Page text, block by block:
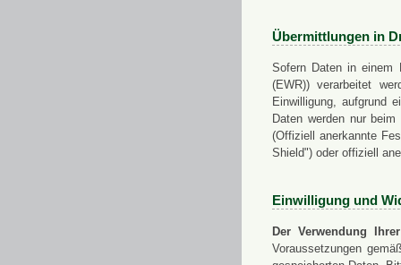
Übermittlungen in
Sofern Daten in einem
(EWR)) verarbeitet
Einwilligung, aufgrund
Daten werden nur
(Offiziell anerkannte
Shield") oder offiziell
Einwilligung und
Der Verwendung
Voraussetzungen